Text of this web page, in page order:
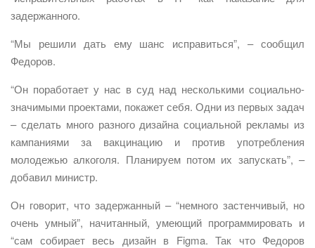
задержанного.
“Мы решили дать ему шанс исправиться”, – сообщил
Федоров.
“Он поработает у нас в суд над несколькими социально-
значимыми проектами, покажет себя. Одни из первых задач
– сделать много разного дизайна социальной рекламы из
кампаниями за вакцинацию и против употребления
молодежью алкоголя. Планируем потом их запускать”, –
добавил министр.
Он говорит, что задержанный – “немного застенчивый, но
очень умный”, начитанный, умеющий программировать и
“сам собирает весь дизайн в Figma. Так что Федоров